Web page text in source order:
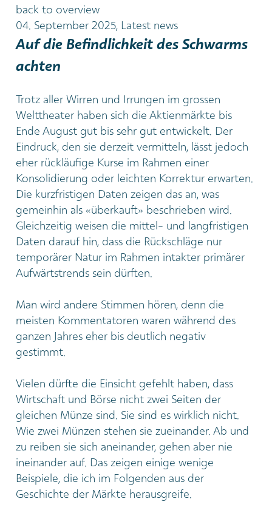
back to overview
04. September 2025, Latest news
Auf die Befindlichkeit des Schwarms
achten
Trotz aller Wirren und Irrungen im grossen
Welttheater haben sich die Aktienmärkte bis
Ende August gut bis sehr gut entwickelt. Der
Eindruck, den sie derzeit vermitteln, lässt jedoch
eher rückläufige Kurse im Rahmen einer
Konsolidierung oder leichten Korrektur erwarten.
Die kurzfristigen Daten zeigen das an, was
gemeinhin als «überkauft» beschrieben wird.
Gleichzeitig weisen die mittel- und langfristigen
Daten darauf hin, dass die Rückschläge nur
temporärer Natur im Rahmen intakter primärer
Aufwärtstrends sein dürften.
Man wird andere Stimmen hören, denn die
meisten Kommentatoren waren während des
ganzen Jahres eher bis deutlich negativ
gestimmt.
Vielen dürfte die Einsicht gefehlt haben, dass
Wirtschaft und Börse nicht zwei Seiten der
gleichen Münze sind. Sie sind es wirklich nicht.
Wie zwei Münzen stehen sie zueinander. Ab und
zu reiben sie sich aneinander, gehen aber nie
ineinander auf. Das zeigen einige wenige
Beispiele, die ich im Folgenden aus der
Geschichte der Märkte herausgreife.